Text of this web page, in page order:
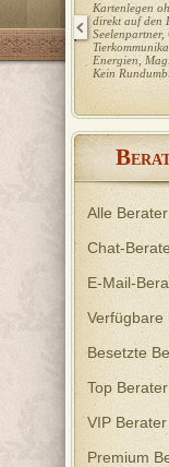
Kartenlegen
direkt auf den
Seelenpartner,
Energien,
Kein
B
Alle Berater
Chat-
E-Mail-
Verfügbare
Besetzte
Top Berater
VIP Berater
Premium